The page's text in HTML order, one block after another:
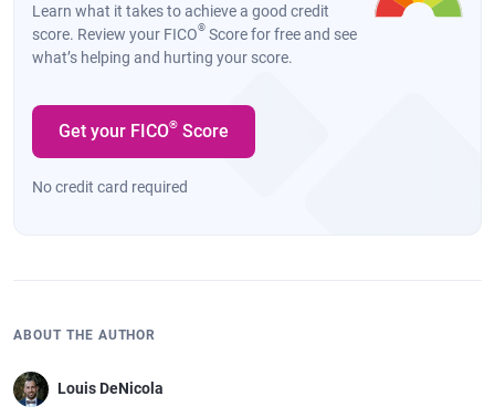
Learn what it takes to achieve a good credit
score. Review your FICO® Score for free and see
what’s helping and hurting your score.
Get your FICO® Score
No credit card required
ABOUT THE AUTHOR
Louis DeNicola